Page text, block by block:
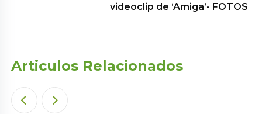
videoclip de ‘Amiga’- FOTOS
Articulos Relacionados